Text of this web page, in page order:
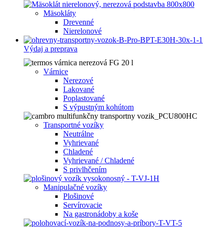
Mäsokláty
Drevenné
Nierelonové
Výdaj a preprava
Várnice
Nerezové
Lakované
Poplastované
S výpustným kohútom
Transportné vozíky
Neutrálne
Vyhrievané
Chladené
Vyhrievané / Chladené
S privlhčením
Manipulačné vozíky
Plošinové
Servírovacie
Na gastronádoby a koše